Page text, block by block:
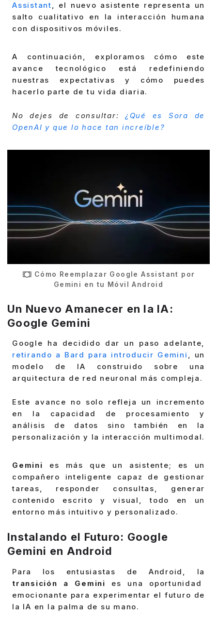
Assistant, el nuevo asistente representa un
salto cualitativo en la interacción humana
con dispositivos móviles.
A continuación, exploramos cómo este
avance tecnológico está redefiniendo
nuestras expectativas y cómo puedes
hacerlo parte de tu vida diaria.
No dejes de consultar: ¿Qué es Sora de
OpenAI y que lo hace tan increíble?
Cómo Reemplazar Google Assistant por
Gemini en tu Móvil Android
Un Nuevo Amanecer en la IA:
Google Gemini
Google ha decidido dar un paso adelante,
retirando a Bard para introducir Gemini , un
modelo de IA construido sobre una
arquitectura de red neuronal más compleja.
Este avance no solo refleja un incremento
en la capacidad de procesamiento y
análisis de datos sino también en la
personalización y la interacción multimodal.
Gemini es más que un asistente; es un
compañero inteligente capaz de gestionar
tareas, responder consultas, generar
contenido escrito y visual, todo en un
entorno más intuitivo y personalizado.
Instalando el Futuro: Google
Gemini en Android
Para los entusiastas de Android, la
transición a Gemini es una oportunidad
emocionante para experimentar el futuro de
la IA en la palma de su mano.